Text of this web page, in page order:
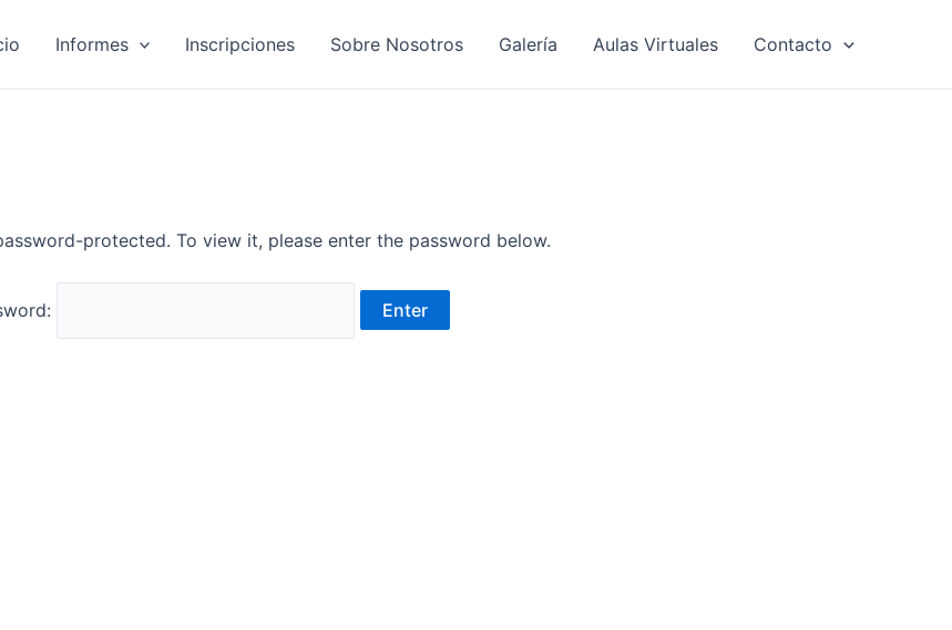
Informes Inscripciones Sobre Nosotros Galería Aulas Virtuales Contacto
protected. To view it, please enter the password below.